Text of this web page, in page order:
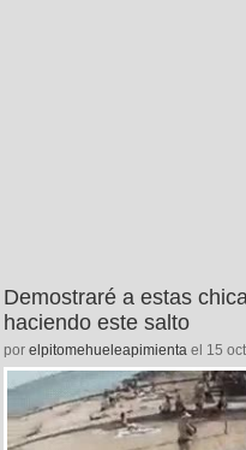
Demostraré a estas
haciendo este salto
por elpitomehueleapimienta el 15